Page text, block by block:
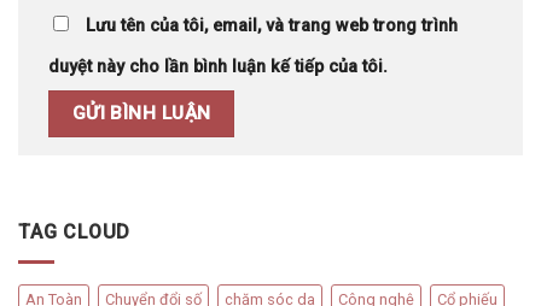
Lưu tên của tôi, email, và trang web trong trình
duyệt này cho lần bình luận kế tiếp của tôi.
TAG CLOUD
An Toàn Chuyển đổi số chăm sóc da Công nghệ Cổ phiếu